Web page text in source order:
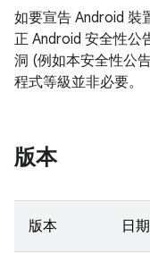
如要宣告 Android 裝
正 Android 安全性公
洞 (例如本安全性公
程式等級並非必要。
版本
版本 日期